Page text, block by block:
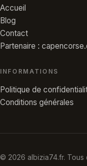
Accueil
Blog
Contact
Partenaire :
INFORMATIONS
Politique de
Conditions générales
© 2026 albizia74.fr. Tous